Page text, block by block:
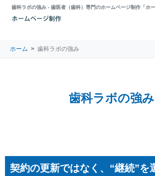
歯科ラボの強み - 歯医者（歯科）専門のホームページ制作「ホ
ホーム 歯科ラボの強み
歯科ラボの強み
契約の更新ではなく、“継続”を